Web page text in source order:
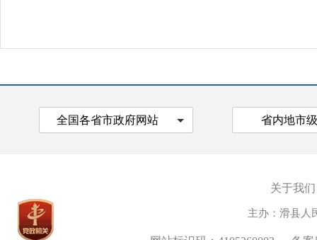
全国各省市政府网站 省内地市
关于我们
主办：滑县人